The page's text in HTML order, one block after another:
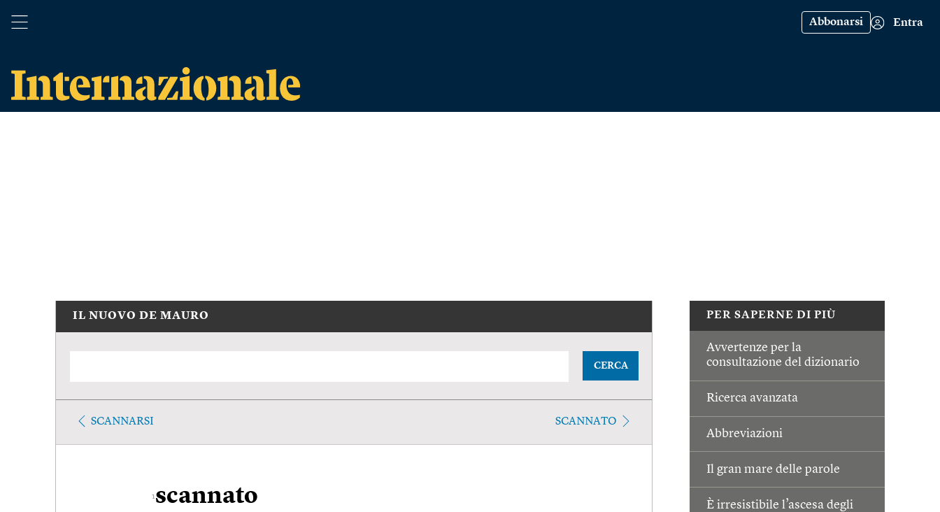
Abbonarsi Entra
PER SAPERNE DI PIÙ
Avvertenze per la
consultazione del dizionario
Ricerca avanzata
Abbreviazioni
Il gran mare delle parole
È irresistibile l’ascesa degli
IL NUOVO DE MAURO
CERCA
SCANNARSI SCANNATO
1scannato